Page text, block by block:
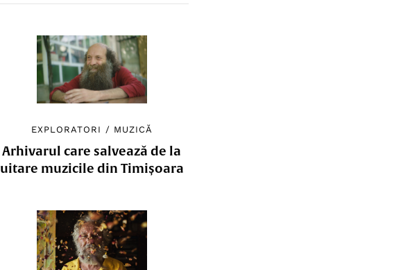
EXPLORATORI / MUZICĂ
Arhivarul care salvează de la
uitare muzicile din Timișoara